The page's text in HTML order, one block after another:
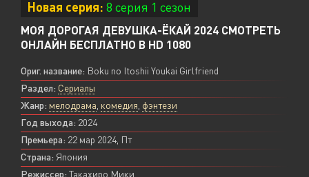
Новая серия: 8 серия 1 сезон
МОЯ ДОРОГАЯ ДЕВУШКА-ЁКАЙ 2024 СМОТРЕТЬ
ОНЛАЙН БЕСПЛАТНО В HD 1080
Ориг. название: Boku no Itoshii Youkai Girlfriend
Раздел: Сериалы
Жанр: мелодрама комедия фэнтези
Год выхода: 2024
Премьера: 22 мар 2024, Пт
Страна: Япония
Режиссер: Такахиро Мики